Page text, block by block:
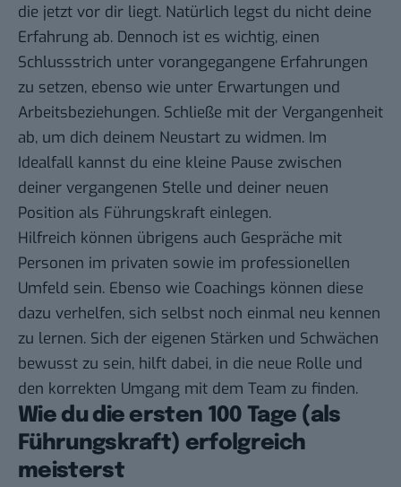
die jetzt vor dir liegt. Natürlich legst du nicht deine
Erfahrung ab. Dennoch ist es wichtig, einen
Schlussstrich unter vorangegangene Erfahrungen
zu setzen, ebenso wie unter Erwartungen und
Arbeitsbeziehungen. Schließe mit der Vergangenheit
ab, um dich deinem Neustart zu widmen. Im
Idealfall kannst du eine kleine Pause zwischen
deiner vergangenen Stelle und deiner neuen
Position als Führungskraft einlegen.
Hilfreich können übrigens auch Gespräche mit
Personen im privaten sowie im professionellen
Umfeld sein. Ebenso wie Coachings können diese
dazu verhelfen, sich selbst noch einmal neu kennen
zu lernen. Sich der eigenen Stärken und Schwächen
bewusst zu sein, hilft dabei, in die neue Rolle und
den korrekten Umgang mit dem Team zu finden.
Wie du die ersten 100 Tage (als
Führungskraft) erfolgreich
meisterst